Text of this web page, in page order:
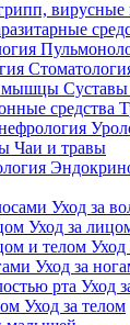
Чаи и травы
Уход за
Уход за
Уход
Уход за
Уход
Уход за телом